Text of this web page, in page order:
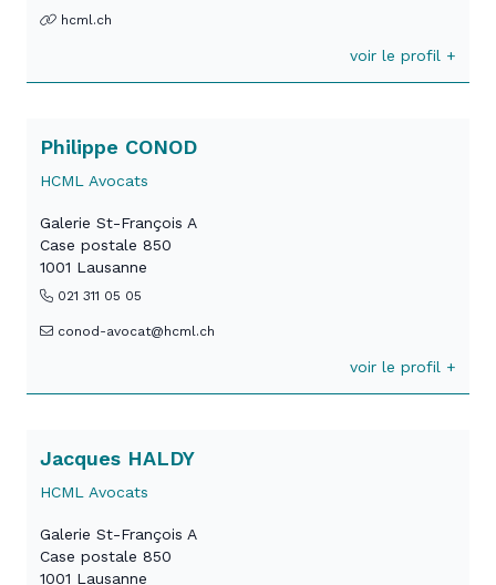
hcml.ch
voir le profil +
Philippe CONOD
HCML Avocats
Galerie St-François A
Case postale 850
1001 Lausanne
021 311 05 05
conod-avocat@hcml.ch
voir le profil +
Jacques HALDY
HCML Avocats
Galerie St-François A
Case postale 850
1001 Lausanne